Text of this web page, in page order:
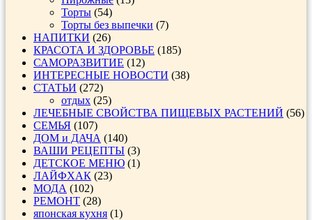
Торты (54)
Торты без выпечки (7)
НАПИТКИ (26)
КРАСОТА И ЗДОРОВЬЕ (185)
САМОРАЗВИТИЕ (12)
ИНТЕРЕСНЫЕ НОВОСТИ (38)
СТАТЬИ (272)
отдых (25)
ЛЕЧЕБНЫЕ СВОЙСТВА ПИЩЕВЫХ РАСТЕНИЙ (56)
СЕМЬЯ (107)
ДОМ и ДАЧА (140)
ВАШИ РЕЦЕПТЫ (3)
ДЕТСКОЕ МЕНЮ (1)
ЛАЙФХАК (23)
МОДА (102)
РЕМОНТ (28)
японская кухня (1)